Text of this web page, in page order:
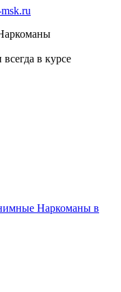
в курсе
Наркоманы в